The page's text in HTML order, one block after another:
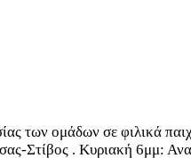
των ομάδων σε φιλικά
Στίβος . Κυριακή 6μμ: